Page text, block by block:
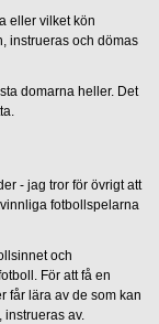
eller vilket kön
instrueras och dömas
domarna heller. Det
- jag tror för övrigt att
fotbollspelarna
och
För att få en
får lära av de som kan
av.